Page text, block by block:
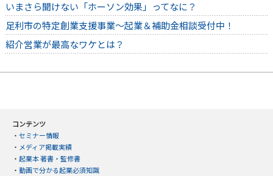
いまさら聞けない「ホーソン効果」ってなに？
足利市の特定創業支援事業～起業＆補助金相談受付中！
紹介営業が最高なワケとは？
コンテンツ
・ セミナー情報
・ メディア掲載実績
・ 起業本 著書・監修書
・ 動画で分かる起業必須知識